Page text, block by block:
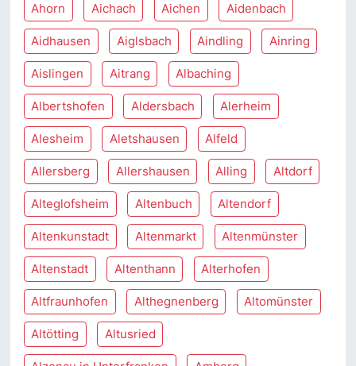
Ahorn Aichach Aichen Aidenbach
Aidhausen Aiglsbach Aindling Ainring
Aislingen Aitrang Albaching
Albertshofen Aldersbach Alerheim
Alesheim Aletshausen Alfeld
Allersberg Allershausen Alling Altdorf
Alteglofsheim Altenbuch Altendorf
Altenkunstadt Altenmarkt Altenmünster
Altenstadt Altenthann Alterhofen
Altfraunhofen Althegnenberg Altomünster
Altötting Altusried